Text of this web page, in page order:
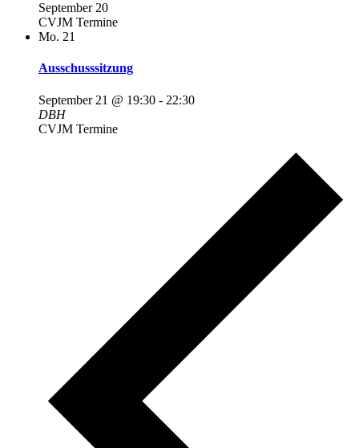
September 20
CVJM Termine
Mo. 21
Ausschusssitzung
September 21 @ 19:30 - 22:30
DBH
CVJM Termine